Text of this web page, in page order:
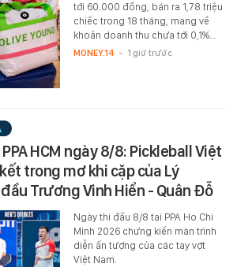
tới 60.000 đồng, bán ra 1,78 triệu
chiếc trong 18 tháng, mang về
khoản doanh thu chưa tới 0,1%…
MONEY.14 - 1 giờ trước
HCM ngày 8/8: Pickleball Việt
trong mơ khi cặp của Lý
Trương Vinh Hiển - Quân Đỗ
Ngày thi đấu 8/8 tại PPA Ho Chi
Minh 2026 chứng kiến màn trình
diễn ấn tượng của các tay vợt
Việt Nam.